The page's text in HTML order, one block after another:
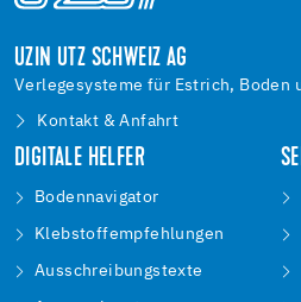
UZIN UTZ SCHWEIZ AG
Verlegesysteme für Estrich, Boden
Kontakt & Anfahrt
DIGITALE HELFER
Bodennavigator
Klebstoffempfehlungen
Ausschreibungstexte